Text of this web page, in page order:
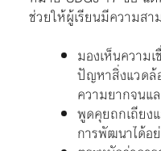
ช่วยให้ผู้เรียนมีความสา
มองเห็นความ
ปัญหาสิ่งแวดล้
ความยากจนแ
พูดคุยถกเถียง
การพัฒนาได้อ